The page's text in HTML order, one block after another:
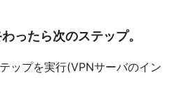
ったら次のステップ。
ップを実行(VPNサーバのイン